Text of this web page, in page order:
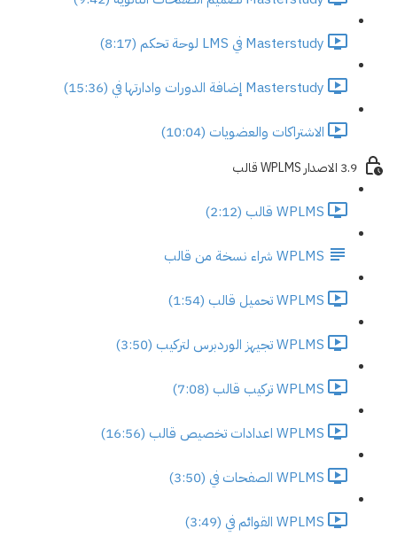
Masterstudy في LMS لوحة تحكم (8:17)
Masterstudy إضافة الدورات وادارتها في (15:36)
الاشتراكات والعضويات (10:04)
3.9 الاصدار WPLMS قالب
WPLMS قالب (2:12)
WPLMS شراء نسخة من قالب
WPLMS تحميل قالب (1:54)
WPLMS تجيهز الوردبرس لتركيب (3:50)
WPLMS تركيب قالب (7:08)
WPLMS اعدادات تخصيص قالب (16:56)
WPLMS الصفحات في (3:50)
WPLMS القوائم في (3:49)